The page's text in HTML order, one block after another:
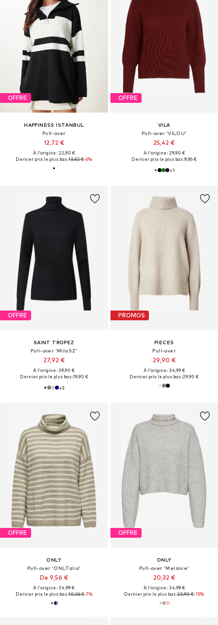
OFFRE
HAPPINESS İSTANBUL
Pull-over
12,72 €
À l'origine : 22,90 €
Dernier prix le plus bas :13,52 €-6%
OFFRE
VILA
Pull-over 'VILOU'
25,42 €
À l'origine : 29,90 €
Dernier prix le plus bas :9,96 €
+1
OFFRE
SAINT TROPEZ
Pull-over 'MilaSZ'
27,92 €
À l'origine : 39,90 €
Dernier prix le plus bas :19,90 €
+3
PROMOS
PIECES
Pull-over
29,90 €
À l'origine : 34,99 €
Dernier prix le plus bas :29,90 €
OFFRE
ONLY
Pull-over 'ONLTalio'
De 9,56 €
À l'origine : 34,99 €
Dernier prix le plus bas :10,36 €-7%
OFFRE
ONLY
Pull-over 'Melanie'
20,32 €
À l'origine : 34,99 €
Dernier prix le plus bas :23,90 €-15%